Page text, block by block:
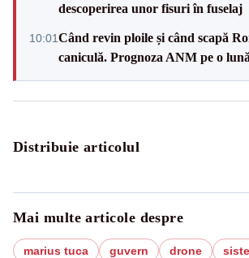
descoperirea unor fisuri în fuselaj
10:01Când revin ploile și când scapă
caniculă. Prognoza ANM pe o lună
Distribuie articolul
Mai multe articole despre
marius tuca guvern drone